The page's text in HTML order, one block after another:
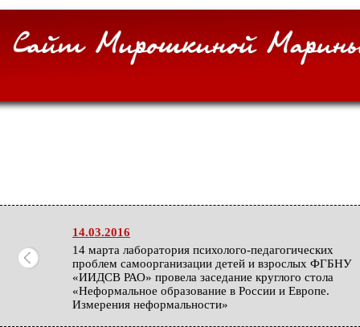
14.03.2016
14 марта лаборатория психолого-педагогических
проблем самоорганизации детей и взрослых ФГБНУ
«ИИДСВ РАО» провела заседание круглого стола
«Неформальное образование в России и Европе.
Измерения неформальности»